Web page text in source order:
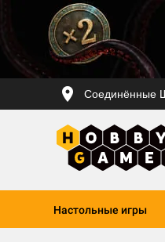
Соединённые
Настольные игры